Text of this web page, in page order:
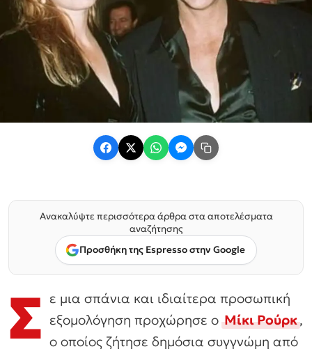
Ανακαλύψτε περισσότερα άρθρα στα αποτελέσματα
αναζήτησης
Προσθήκη της Espresso στην Google
Σ ε μια σπάνια και ιδιαίτερα προσωπική
εξομολόγηση προχώρησε οΜίκι Ρούρκ,
ο οποίος ζήτησε δημόσια συγγνώμη από